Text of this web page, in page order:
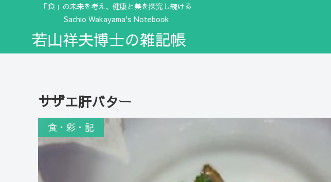
「食」の未来を考え、健康と美を探究し続ける
Sachio Wakayama's Notebook
若山祥夫博士の雑記帳
サザエ肝バター
食・彩・記